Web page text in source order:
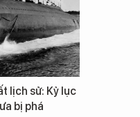
lịch sử: Kỷ lục
bị phá